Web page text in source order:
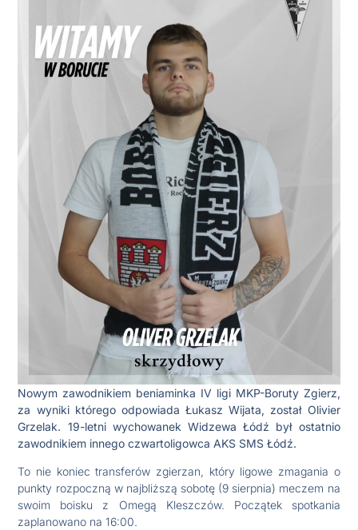
Nowym zawodnikiem beniaminka IV ligi MKP-Boruty Zgierz,
za wyniki którego odpowiada Łukasz Wijata, został Olivier
Grzelak. 19-letni wychowanek Widzewa Łódź był ostatnio
zawodnikiem innego czwartoligowca AKS SMS Łódź.
To nie koniec transferów zgierzan, który ligowe zmagania o
punkty rozpoczną w najbliższą sobotę (9 sierpnia) meczem na
swoim boisku z Omegą Kleszczów. Początek spotkania
zaplanowano na 16:00.